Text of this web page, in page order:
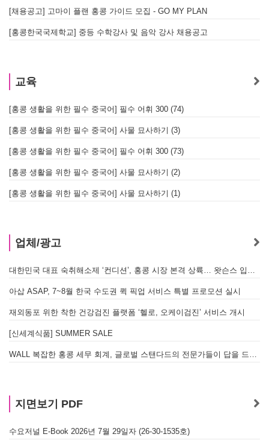
[채용공고] 고마이 플랜 홍콩 가이드 모집 - GO MY PLAN
[홍콩한국국제학교] 중등 수학강사 및 음악 강사 채용공고
교육
[홍콩 생활을 위한 필수 중국어] 필수 어휘 300 (74)
[홍콩 생활을 위한 필수 중국어] 사물 묘사하기 (3)
[홍콩 생활을 위한 필수 중국어] 필수 어휘 300 (73)
[홍콩 생활을 위한 필수 중국어] 사물 묘사하기 (2)
[홍콩 생활을 위한 필수 중국어] 사물 묘사하기 (1)
업체/광고
아삽 ASAP, 7~8월 한국 수도권 퀵 픽업 서비스 특별 프로모션 실시
재외동포 위한 착한 건강검진 플랫폼 ‘헬로, 오케이검진’ 서비스 개시
[신세계식품] SUMMER SALE
지면보기 PDF
수요저널 E-Book 2026년 7월 29일자 (26-30-1535호)